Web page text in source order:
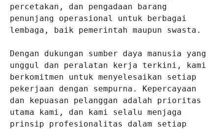
percetakan, dan pengadaan barang
penunjang operasional untuk berbagai
lembaga, baik pemerintah maupun swasta.
Dengan dukungan sumber daya manusia yang
unggul dan peralatan kerja terkini, kami
berkomitmen untuk menyelesaikan setiap
pekerjaan dengan sempurna. Kepercayaan
dan kepuasan pelanggan adalah prioritas
utama kami, dan kami selalu menjaga
prinsip profesionalitas dalam setiap